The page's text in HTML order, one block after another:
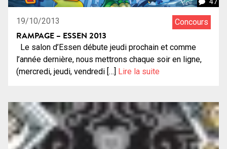
47
19/10/2013 Concours
RAMPAGE – ESSEN 2013
Le salon d’Essen débute jeudi prochain et comme
l’année dernière, nous mettrons chaque soir en ligne,
(mercredi, jeudi, vendredi […] Lire la suite